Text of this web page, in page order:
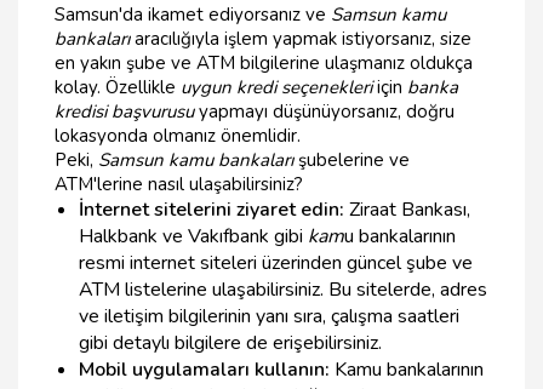
Samsun'da ikamet ediyorsanız ve Samsun kamu
bankalarıaracılığıyla işlem yapmak istiyorsanız, size
en yakın şube ve ATM bilgilerine ulaşmanız oldukça
kolay. Özellikle uygun kredi seçenekleriiçin banka
kredisi başvurusuyapmayı düşünüyorsanız, doğru
lokasyonda olmanız önemlidir.
Peki, Samsun kamu bankalarışubelerine ve
ATM'lerine nasıl ulaşabilirsiniz?
İnternet sitelerini ziyaret edin: Ziraat Bankası,
Halkbank ve Vakıfbank gibi kamu bankalarının
resmi internet siteleri üzerinden güncel şube ve
ATM listelerine ulaşabilirsiniz. Bu sitelerde, adres
ve iletişim bilgilerinin yanı sıra, çalışma saatleri
gibi detaylı bilgilere de erişebilirsiniz.
Mobil uygulamaları kullanın: Kamu bankalarının